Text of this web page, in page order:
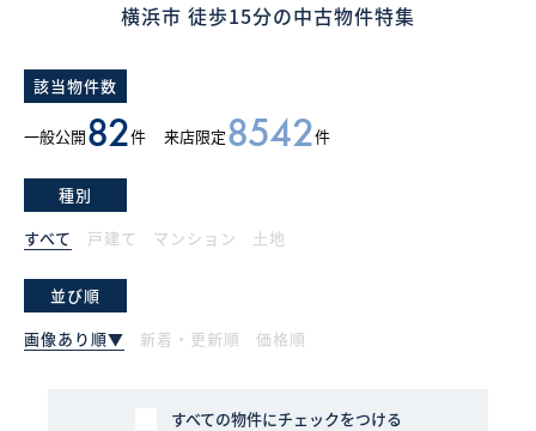
会社案内
お客様の声
お知らせ
採用情報
横浜市 徒歩15分の中古物件特集
該当物件数
一般公開82件 来店限定8542件
種別
すべて
戸建て マンション 土地
並び順
画像あり順▼
新着・更新順 価格順
すべての物件にチェックをつける